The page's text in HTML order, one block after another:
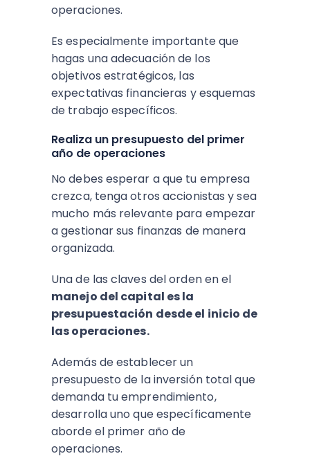
operaciones.
Es especialmente importante que
hagas una adecuación de los
objetivos estratégicos, las
expectativas financieras y esquemas
de trabajo específicos.
Realiza un presupuesto del primer
año de operaciones
No debes esperar a que tu empresa
crezca, tenga otros accionistas y sea
mucho más relevante para empezar
a gestionar sus finanzas de manera
organizada.
Una de las claves del orden en el
manejo del capital es la
presupuestación desde el inicio de
las operaciones.
Además de establecer un
presupuesto de la inversión total que
demanda tu emprendimiento,
desarrolla uno que específicamente
aborde el primer año de
operaciones.